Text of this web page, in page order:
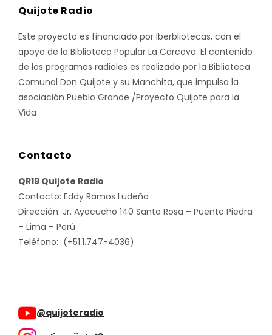
Quijote Radio
Este proyecto es financiado por Iberbliotecas, con el
apoyo de la Biblioteca Popular La Carcova. El contenido
de los programas radiales es realizado por la Biblioteca
Comunal Don Quijote y su Manchita, que impulsa la
asociación Pueblo Grande /Proyecto Quijote para la
Vida
Contacto
QR19 Quijote Radio
Contacto: Eddy Ramos Ludeña
Dirección: Jr. Ayacucho 140 Santa Rosa – Puente Piedra
– Lima – Perú
Teléfono: (+51.1.747-4036)
@quijoteradio